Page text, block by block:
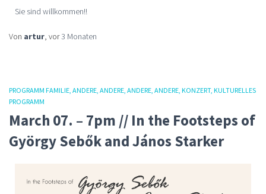
Sie sind willkommen!!
Von artur, vor3 Monaten
PROGRAMM FAMILIE ANDERE ANDERE ANDERE ANDERE KONZERT KULTURELLES
PROGRAMM
March 07. – 7pm // In the Footsteps of
György Sebők and János Starker